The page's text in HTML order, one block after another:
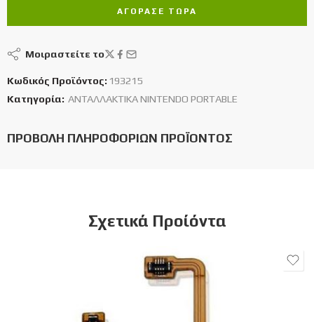
ΑΓΌΡΑΣΕ ΤΩΡΑ
Μοιραστείτε το
Κωδικός Προϊόντος:193215
Κατηγορία: ΑΝΤΑΛΛΑΚΤΙΚΑ NINTENDO PORTABLE
ΠΡΟΒΟΛΉ ΠΛΗΡΟΦΟΡΙΏΝ ΠΡΟΪΌΝΤΟΣ
Σχετικά Προίόντα